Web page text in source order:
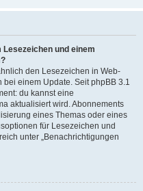
und einem
den Lesezeichen in Web-
bei einem Update. Seit phpBB 3.1
du kannst eine
aktualisiert wird. Abonnements
eines Themas oder eines
für Lesezeichen und
unter „Benachrichtigungen